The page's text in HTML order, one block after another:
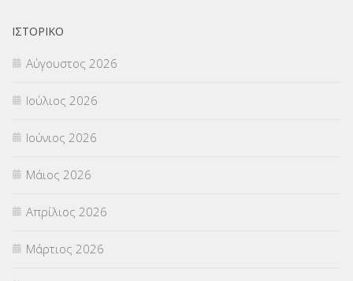
ΙΣΤΟΡΙΚΌ
Αύγουστος 2026
Ιούλιος 2026
Ιούνιος 2026
Μάιος 2026
Απρίλιος 2026
Μάρτιος 2026